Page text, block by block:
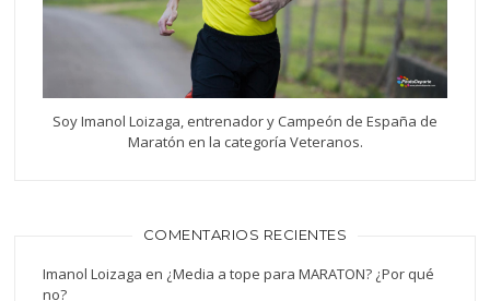
Soy Imanol Loizaga, entrenador y Campeón de España de
Maratón en la categoría Veteranos.
COMENTARIOS RECIENTES
Imanol Loizaga en ¿Media a tope para MARATON? ¿Por qué
no?